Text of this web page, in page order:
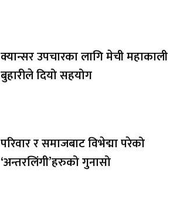
क्यान्सर उपचारका लागि मेची महाकाली
बुहारीले दियो सहयोग
परिवार र समाजबाट विभेद्मा परेको
‘अन्तरलिंगी’हरुको गुनासो